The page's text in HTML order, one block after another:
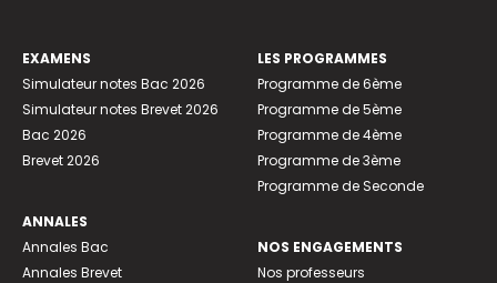
EXAMENS
Simulateur notes Bac 2026
Simulateur notes Brevet 2026
Bac 2026
Brevet 2026
ANNALES
Annales Bac
Annales Brevet
LES PROGRAMMES
Programme de 6ème
Programme de 5ème
Programme de 4ème
Programme de 3ème
Programme de Seconde
NOS ENGAGEMENTS
Nos professeurs